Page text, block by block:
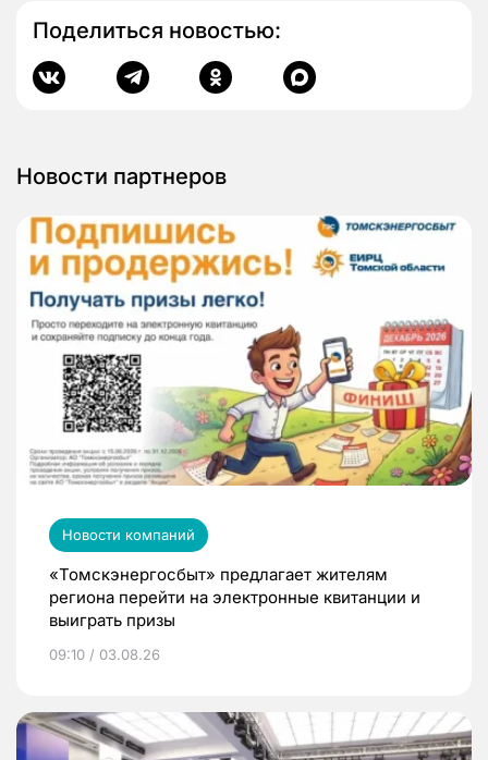
Поделиться новостью:
Новости партнеров
Новости компаний
«Томскэнергосбыт» предлагает жителям
региона перейти на электронные квитанции и
выиграть призы
09:10 / 03.08.26